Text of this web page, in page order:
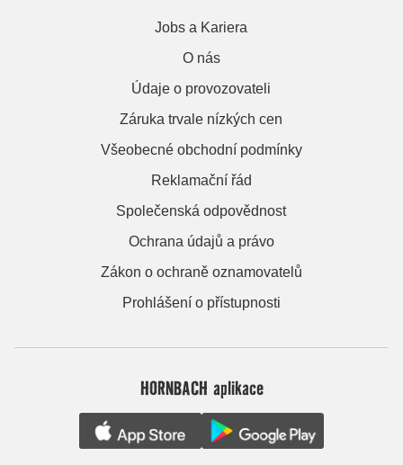
Jobs a Kariera
O nás
Údaje o provozovateli
Záruka trvale nízkých cen
Všeobecné obchodní podmínky
Reklamační řád
Společenská odpovědnost
Ochrana údajů a právo
Zákon o ochraně oznamovatelů
Prohlášení o přístupnosti
HORNBACH aplikace